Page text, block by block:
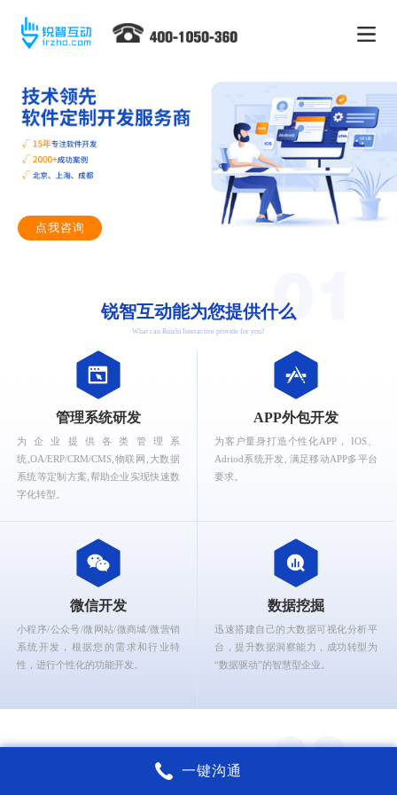
点我咨询
锐智互动能为您提供什么
What can Ruizhi Interactive provide for you?
管理系统研发
为企业提供各类管理系
统,OA/ERP/CRM/CMS,物联网,大数据
系统等定制方案,帮助企业实现快速数
字化转型。
APP外包开发
为客户量身打造个性化APP， IOS、
Adriod系统开发, 满足移动APP多平台
要求。
微信开发
小程序/公众号/微网站/微商城/微营销
系统开发，根据您的需求和行业特
性，进行个性化的功能开发。
数据挖掘
迅速搭建自己的大数据可视化分析平
台，提升数据洞察能力，成功转型为
“数据驱动”的智慧型企业。
锐智互动核心能力
一键沟通